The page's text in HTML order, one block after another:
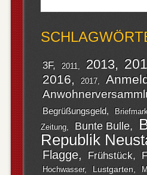
3F 2011 2013
2016 2017
Begrüßungsgeld
Zeitung
Bunte Bulle
Republik
Flagge Frühstück
Hochwasser Lustgarten